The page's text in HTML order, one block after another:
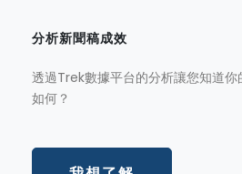
分析新聞稿成效
透過Trek數據平台的分析讓您知道
如何？